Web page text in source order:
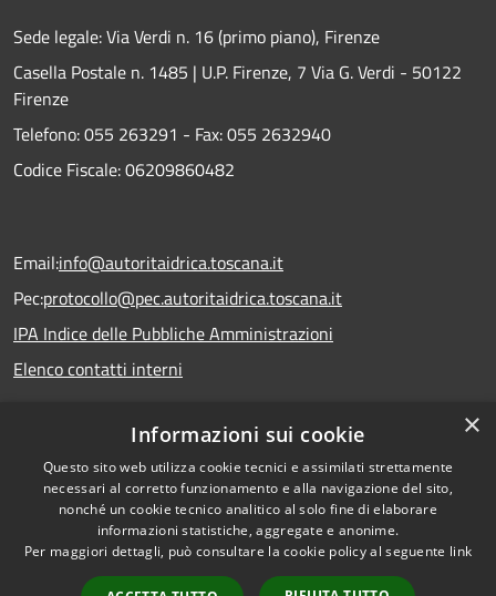
Sede legale: Via Verdi n. 16 (primo piano), Firenze
Casella Postale n. 1485 | U.P. Firenze, 7 Via G. Verdi - 50122
Firenze
Telefono:055 263291 - Fax:055 2632940
Codice Fiscale: 06209860482
Email:info@autoritaidrica.toscana.it
Pec:protocollo@pec.autoritaidrica.toscana.it
IPA Indice delle Pubbliche Amministrazioni
Elenco contatti interni
Dichiarazione accessibilità
Accessibilità
Copyright © 2026 • Autorità
Idrica Toscana • Powered by
Municipium• Accesso
×
Informazioni sui cookie
Questo sito web utilizza cookie tecnici e assimilati strettamente
necessari al corretto funzionamento e alla navigazione del sito,
nonché un cookie tecnico analitico al solo fine di elaborare
informazioni statistiche, aggregate e anonime.
Per maggiori dettagli, può consultare la cookie policy al seguente link